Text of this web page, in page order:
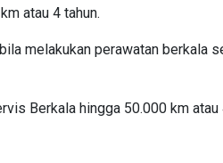
atau 4 tahun.
melakukan perawatan berkala
Berkala hingga 50.000 km atau